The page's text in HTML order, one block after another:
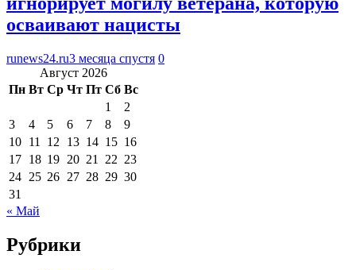
осваивают нацисты
runews24.ru3 месяца спустя 0
Август 2026
Пн Вт Ср Чт Пт Сб Вс
1
2
3
4 5 6 7 8
9
10 11 12 13 14 15 16
17 18 19 20 21 22 23
24 25 26 27 28 29 30
31
« Май
Рубрики